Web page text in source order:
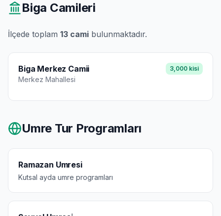
Biga Camileri
İlçede toplam 13 cami bulunmaktadır.
Biga Merkez Camii
Merkez Mahallesi
3,000 kisi
Umre Tur Programları
Ramazan Umresi
Kutsal ayda umre programları